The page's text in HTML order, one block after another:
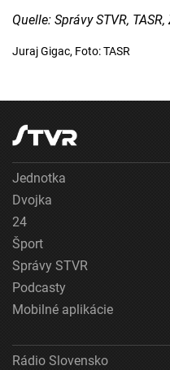
Quelle: Správy STVR,
Juraj Gigac, Foto: TASR
Jednotka
Dvojka
24
Šport
Správy STVR
Podcasty
Mobilné aplikácie
Rádio Slovensko